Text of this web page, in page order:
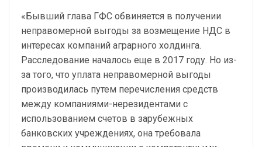
«Бывший глава ГФС обвиняется в получении
неправомерной выгоды за возмещение НДС в
интересах компаний аграрного холдинга.
Расследование началось еще в 2017 году. Но из-
за того, что уплата неправомерной выгоды
производилась путем перечисления средств
между компаниями-нерезидентами с
использованием счетов в зарубежных
банковских учреждениях, она требовала